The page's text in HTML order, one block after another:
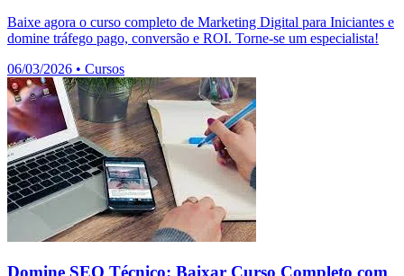
Baixe agora o curso completo de Marketing Digital para Iniciantes e
domine tráfego pago, conversão e ROI. Torne-se um especialista!
06/03/2026 • Cursos
Domine SEO Técnico: Baixar Curso Completo com